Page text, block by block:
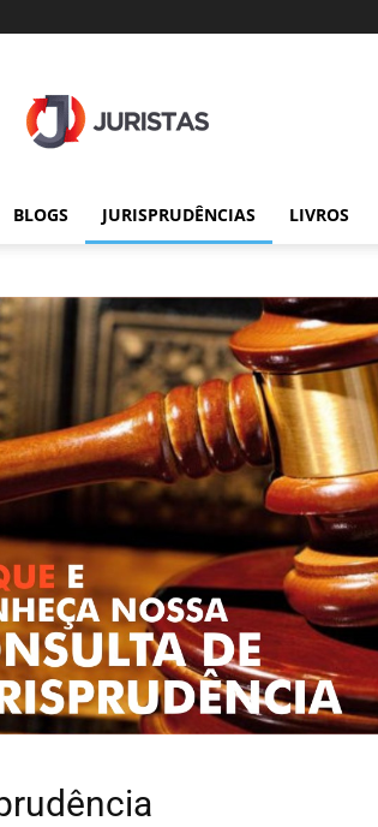
BLOGS JURISPRUDÊNCIAS LIVROS